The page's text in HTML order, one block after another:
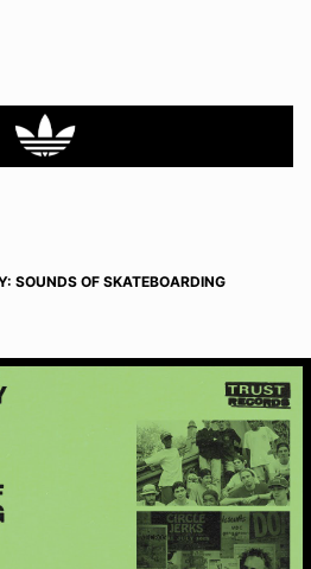
SOUNDS OF SKATEBOARDING